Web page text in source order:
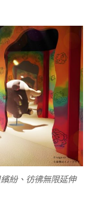
紛、彷彿無限延伸